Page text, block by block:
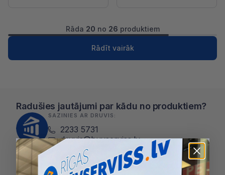
Rāda 20 no 26 produktiem
Rādīt vairāk
1 2 Nākošā
Radušies jautājumi par kādu no produktiem?
SAZINIES AR DRUVIS:
2233 5731
druvis@buvserviss.lv
Zvanīt Druvis